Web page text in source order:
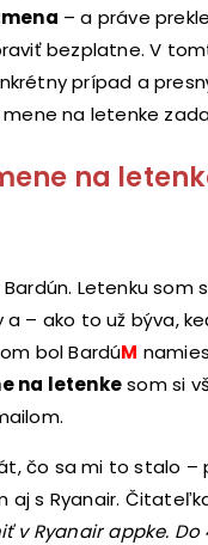
– a práve
bezplatne. V
prípad a
mene na letenke
na
Bardún. Letenku som
a – ako to už býva,
bol BardúM
na letenkesom si
čo sa mi to stalo –
aj s Ryanair.
v Ryanair appke.